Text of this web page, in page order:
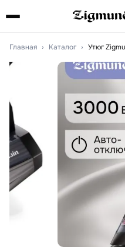
Главная › Каталог › Утюг